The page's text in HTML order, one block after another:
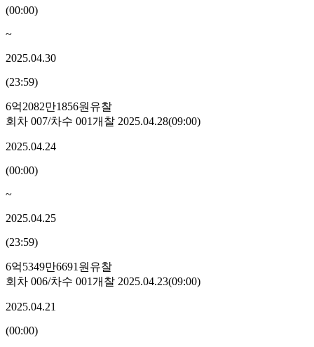
(00:00)
~
2025.04.30
(23:59)
6억2082만1856원 유찰
회차 007/차수 001개찰 2025.04.28(09:00)
2025.04.24
(00:00)
~
2025.04.25
(23:59)
6억5349만6691원 유찰
회차 006/차수 001개찰 2025.04.23(09:00)
2025.04.21
(00:00)